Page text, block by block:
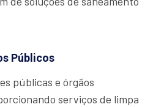
Públicos
públicas e órgãos
serviços de limpa